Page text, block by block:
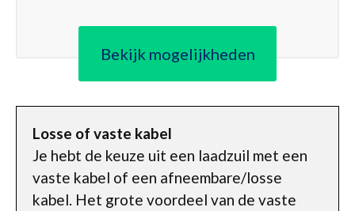
Bekijk mogelijkheden
Losse of vaste kabel
Je hebt de keuze uit een laadzuil met een
vaste kabel of een afneembare/losse
kabel. Het grote voordeel van de vaste